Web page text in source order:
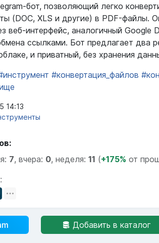
бот, позволяющий легко
(DOC, XLS и другие) в PDF-файлы.
веб-интерфейс, аналогичный Google
ссылками. Бот предлагает два
и приватный, без хранения
#конвертация_файлов
14:13
7, вчера: 0, неделя: 11 (+175% от
Добавить в каталог